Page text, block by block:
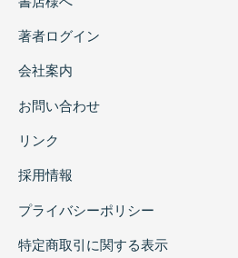
著者ログイン
会社案内
お問い合わせ
リンク
採用情報
プライバシーポリシー
特定商取引に関する表示